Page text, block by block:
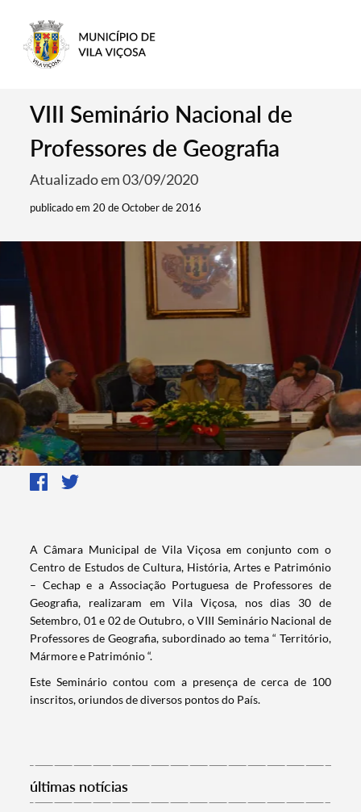
Termo de Pesquisa
VIII Seminário Nacional de
Professores de Geografia
Atualizado em 03/09/2020
publicado em 20 de October de 2016
​​​A Câmara Municipal de Vila Viçosa em conjunto com o
Centro de Estudos de Cultura, História, Artes e Património
– Cechap e a Associação Portuguesa de Professores de
Geografia, realizaram em Vila Viçosa, nos dias 30 de
Setembro, 01 e 02 de Outubro, o VIII Seminário Nacional de
Professores de Geografia, subordinado ao tema “ Território,
Mármore e Património “.
​​Este Seminário contou com a presença de cerca de 100
inscritos, oriundos de diversos pontos do País.​
últimas notícias